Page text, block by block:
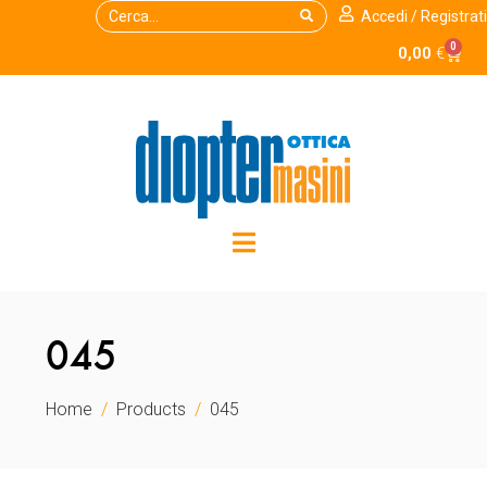
Accedi / Registrati
0,00 € 0
045
Home Products 045